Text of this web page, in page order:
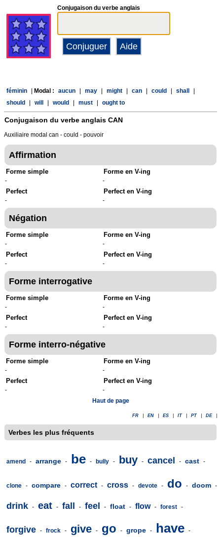
Conjugaison du verbe anglais
féminin Modal : aucun may might can could shall
should
will would must ought to
Conjugaison du verbe anglais CAN
Auxiliaire modal can - could - pouvoir
Affirmation
Forme simple
-
Forme en V-ing
-
Perfect
-
Perfect en V-ing
-
Négation
Forme simple
-
Forme en V-ing
-
Perfect
-
Perfect en V-ing
-
Forme interrogative
Forme simple
-
Forme en V-ing
-
Perfect
-
Perfect en V-ing
-
Forme interro-négative
Forme simple
-
Forme en V-ing
-
Perfect
-
Perfect en V-ing
-
Haut de page
FR EN ES IT PT DE
Verbes les plus fréquents
amend - arrange - be - bully - buy - cancel - cast -
clone - compare - correct - cross - devote - do - doom -
drink - eat - fall - feel - float - flow - forest -
forgive - frock - give - go - grope - have -